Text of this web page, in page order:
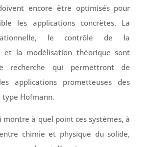
encore être optimisés pour
les applications concrètes. La
le contrôle de la
et la modélisation théorique sont
recherche qui permettront de
applications prometteuses des
Hofmann.
montre à quel point ces systèmes, à
chimie et physique du solide,